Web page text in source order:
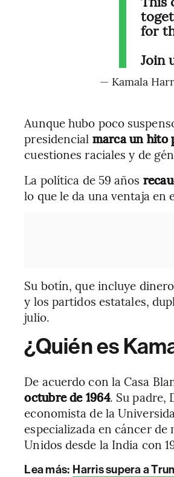
for
Join
— Kamala
Aunque hubo poco
presidencial marca un hito
cuestiones raciales y de
La política de 59 años
lo que le da una ventaja
Su botín, que incluye
y los partidos estatales,
julio.
¿Quién es
De acuerdo con la Casa
octubre de 1964. Su padre,
economista de la
especializada en cáncer
Unidos desde la India con
Lea más: Harris supera a